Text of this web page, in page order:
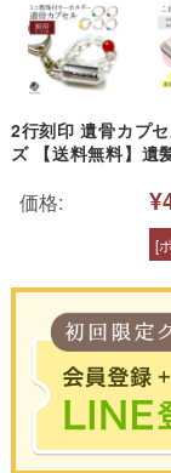
2行刻印 遺骨カプ
ズ 【送料無料】遺
ちゃん 骨入れ ケ
価格:
[